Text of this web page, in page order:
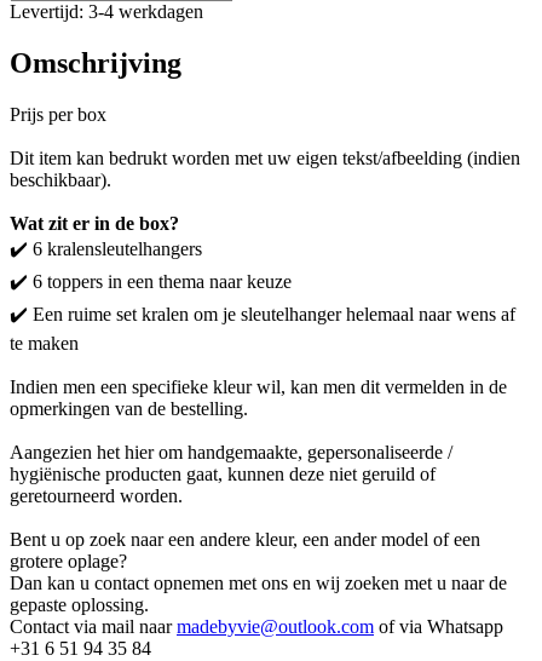
Levertijd: 3-4 werkdagen
Omschrijving
Prijs per box
Dit item kan bedrukt worden met uw eigen tekst/afbeelding (indien
beschikbaar).
Wat zit er in de box?
✔️ 6 kralensleutelhangers
✔️ 6 toppers in een thema naar keuze
✔️ Een ruime set kralen om je sleutelhanger helemaal naar wens af
te maken
Indien men een specifieke kleur wil, kan men dit vermelden in de
opmerkingen van de bestelling.
Aangezien het hier om handgemaakte, gepersonaliseerde /
hygiënische producten gaat, kunnen deze niet geruild of
geretourneerd worden.
Bent u op zoek naar een andere kleur, een ander model of een
grotere oplage?
Dan kan u contact opnemen met ons en wij zoeken met u naar de
gepaste oplossing.
Contact via mail naarmadebyvie@outlook.com of via Whatsapp
+31 6 51 94 35 84